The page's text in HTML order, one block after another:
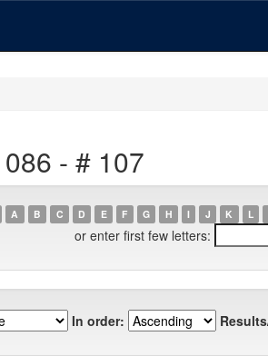
- # 107
A B C D E F G H I J K L
or enter first few letters:
In order: